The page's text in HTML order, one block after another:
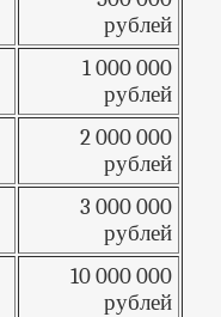
рублей
1 000 000
рублей
2 000 000
рублей
3 000 000
рублей
10 000 000
рублей